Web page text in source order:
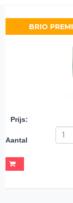
BRIO
Prijs:
Aantal